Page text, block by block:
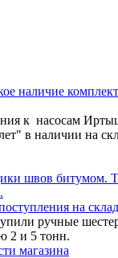
наличие
к насосам
в наличии на
швов битумом.
на склад
ручные
2 и 5 тонн.
магазина